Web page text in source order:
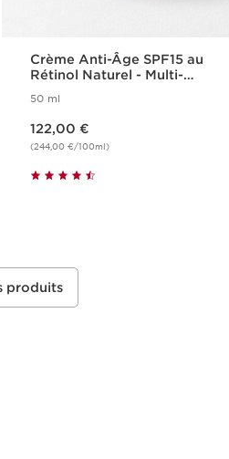
Crème Anti-Âge SPF15 au
Rétinol Naturel - Multi-
50 ml
122,00 €
(244,00 €/100ml)
produits